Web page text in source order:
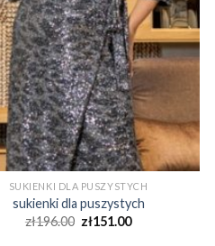
SUKIENKI DLA PUSZYSTYCH
sukienki dla puszystych
zł196.00 zł151.00